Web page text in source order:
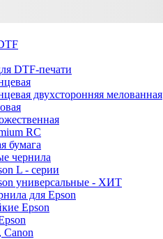
DTF-печати
двухсторонняя мелованная
RC
бумага
чернила
L - серии
универсальные - ХИТ
для Epson
Epson
Canon